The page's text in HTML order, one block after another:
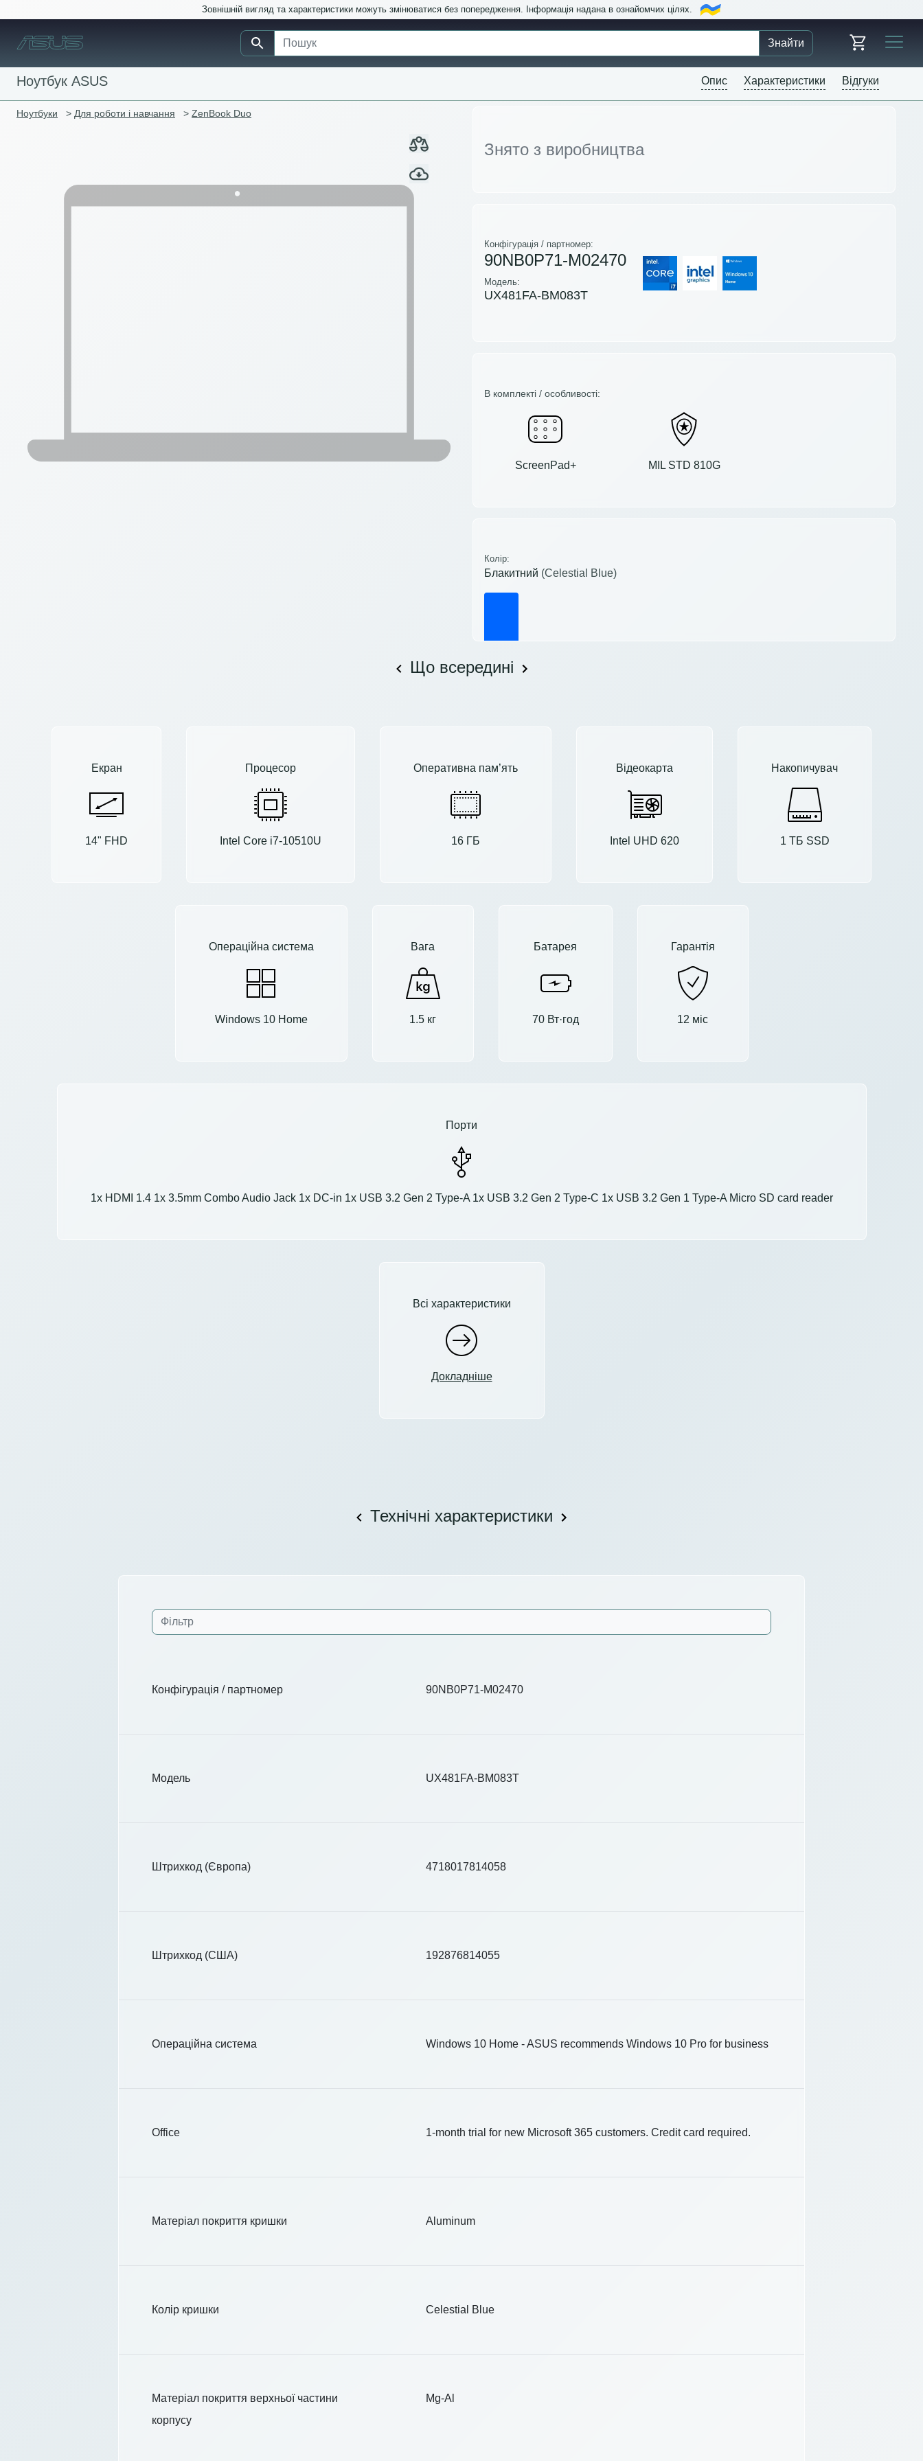
Зовнішній вигляд та характеристики можуть змінюватися без попередження. Інформація надана в ознайомчих цілях.
Знайти
Ноутбук ASUS Опис Характеристики Відгуки
Ноутбуки > Для роботи і навчання > ZenBook Duo
Знято з виробництва
Конфігурація / партномер:
90NB0P71-M02470
Модель:
UX481FA-BM083T
В комплекті / особливості:
ScreenPad+ MIL STD 810G
Колір:
Блакитний (Celestial Blue)
Що всередині
Екран
14" FHD
Процесор
Intel Core i7-10510U
Оперативна пам’ять
16 ГБ
Відеокарта
Intel UHD 620
Накопичувач
1 ТБ SSD
Операційна система
Windows 10 Home
Вага
1.5 кг
Батарея
70 Вт·год
Гарантія
12 міс
Порти
1x HDMI 1.4 1x 3.5mm Combo Audio Jack 1x DC-in 1x USB 3.2 Gen 2 Type-A 1x USB 3.2 Gen 2 Type-C 1x USB 3.2 Gen 1 Type-A Micro SD card reader
Всі характеристики
Докладніше
Технічні характеристики
Конфігурація / партномер 90NB0P71-M02470
Модель UX481FA-BM083T
Штрихкод (Європа) 4718017814058
Штрихкод (США) 192876814055
Операційна система Windows 10 Home - ASUS recommends Windows 10 Pro for business
Office 1-month trial for new Microsoft 365 customers. Credit card required.
Матеріал покриття кришки Aluminum
Колір кришки Celestial Blue
Матеріал покриття верхньої частини
корпусу
Mg-Al